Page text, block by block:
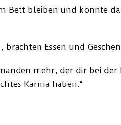
Bett bleiben und konnte
Essen und
mehr, der dir bei
Karma haben.“